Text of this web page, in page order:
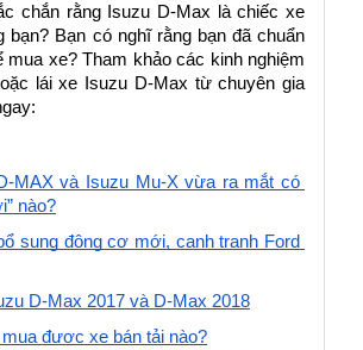
chắn rằng Isuzu D-Max là chiếc xe
bạn? Bạn có nghĩ rằng bạn đã chuẩn
mua xe? Tham khảo các kinh nghiệm
lái xe Isuzu D-Max từ chuyên gia
MAX và Isuzu Mu-X vừa ra mắt có
nào?
sung động cơ mới, cạnh tranh Ford
D-Max 2017 và D-Max 2018
được xe bán tải nào?